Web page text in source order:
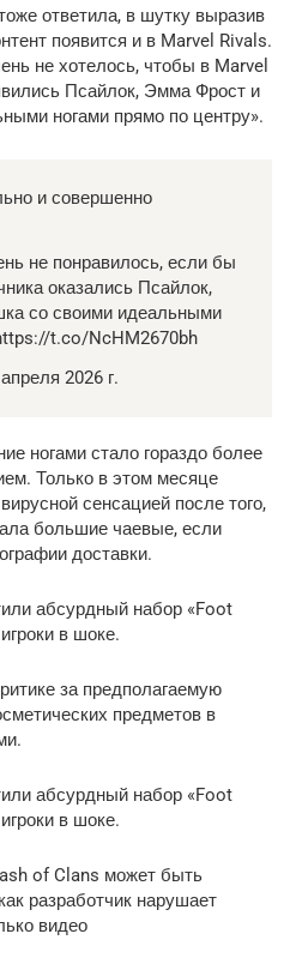
ответила, в шутку выразив
появится и в Marvel Rivals.
не хотелось, чтобы в Marvel
Псайлок, Эмма Фрост и
ногами прямо по центру».
и совершенно
не понравилось, если бы
оказались Псайлок,
со своими идеальными
t.co/NcHM2670bh
2026 г.
ногами стало гораздо более
Только в этом месяце
сенсацией после того,
большие чаевые, если
доставки.
за предполагаемую
предметов в
of Clans может быть
разработчик нарушает
видео